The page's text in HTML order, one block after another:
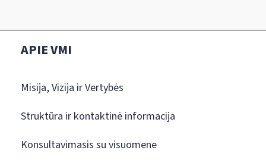
APIE VMI
Misija, Vizija ir Vertybės
Struktūra ir kontaktinė informacija
Konsultavimasis su visuomene